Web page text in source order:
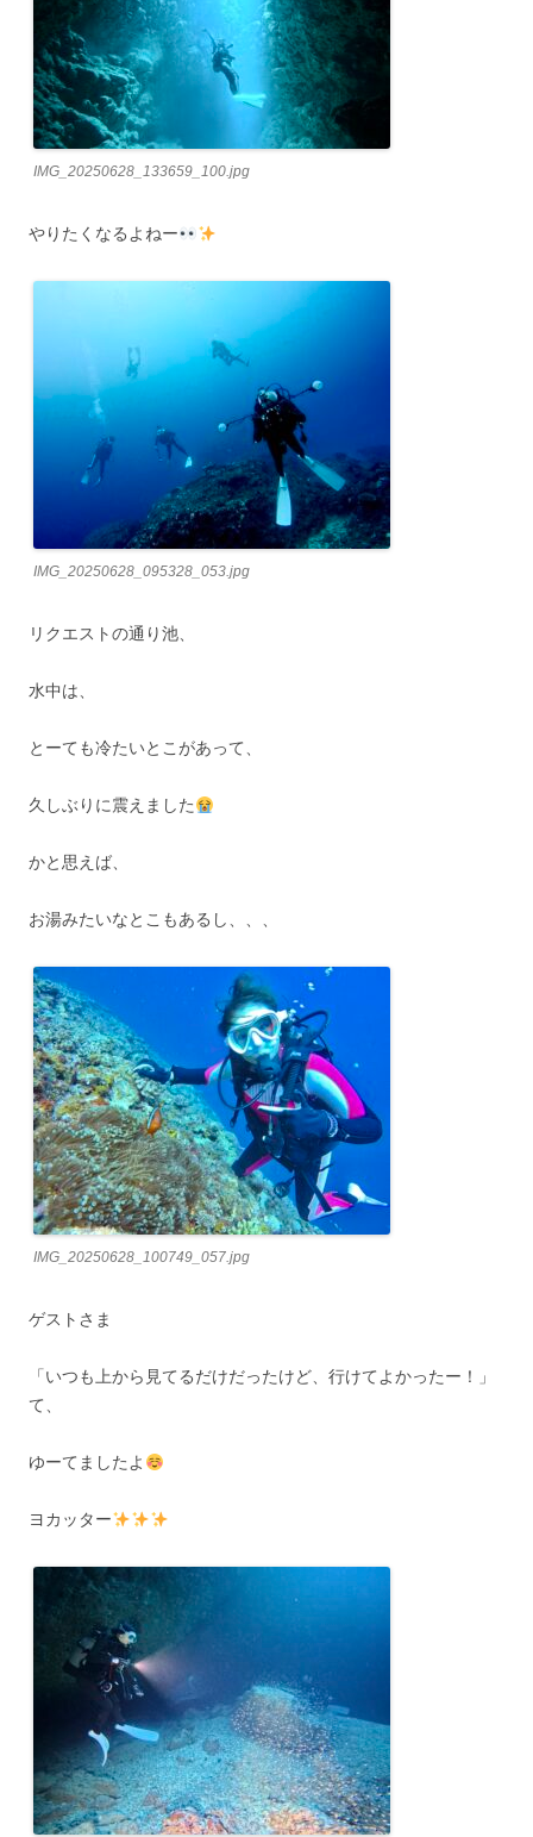
IMG_20250628_133659_100.jpg
やりたくなるよねー
IMG_20250628_095328_053.jpg
リクエストの通り池、
水中は、
とーても冷たいとこがあって、
久しぶりに震えました
かと思えば、
お湯みたいなとこもあるし、、、
IMG_20250628_100749_057.jpg
ゲストさま
「いつも上から見てるだけだったけど、行けてよかったー！」
て、
ゆーてましたよ
ヨカッター